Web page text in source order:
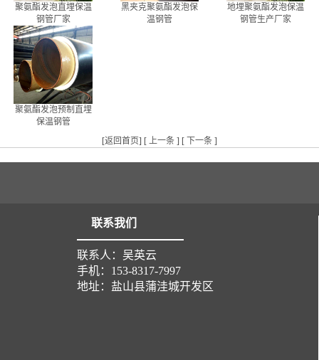
聚氨酯发泡直埋保温
钢管厂家
黑夹克聚氨酯发泡保
温钢管
地埋聚氨酯发泡保温
钢管生产厂家
聚氨酯发泡预制直埋
保温钢管
[返回首页] [ 上一条 ] [ 下一条 ]
联系我们
联系人：吴英云
手机：153-8317-7997
地址：盐山县蒲洼城开发区